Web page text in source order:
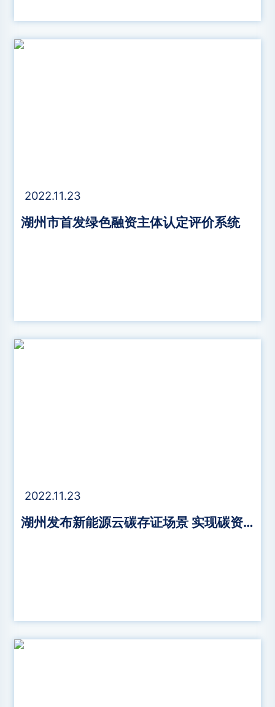
2022.11.23
湖州市首发绿色融资主体认定评价系统
2022.11.23
湖州发布新能源云碳存证场景 实现碳资产上链溯源